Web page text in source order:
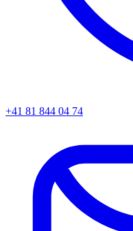
+41 81 844 04 74